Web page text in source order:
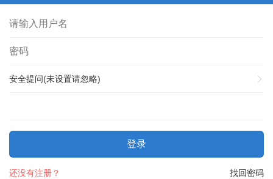
安全提问(未设置请忽略)
登录
找回密码
还没有注册？